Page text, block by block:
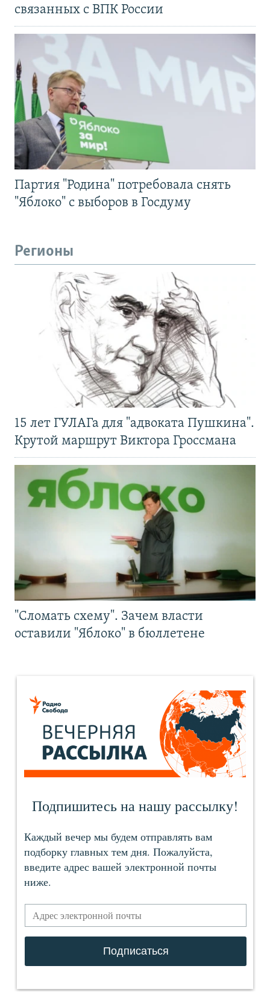
связанных с ВПК России
Партия "Родина" потребовала снять
"Яблоко" с выборов в Госдуму
Регионы
15 лет ГУЛАГа для "адвоката Пушкина".
Крутой маршрут Виктора Гроссмана
"Сломать схему". Зачем власти
оставили "Яблоко" в бюллетене